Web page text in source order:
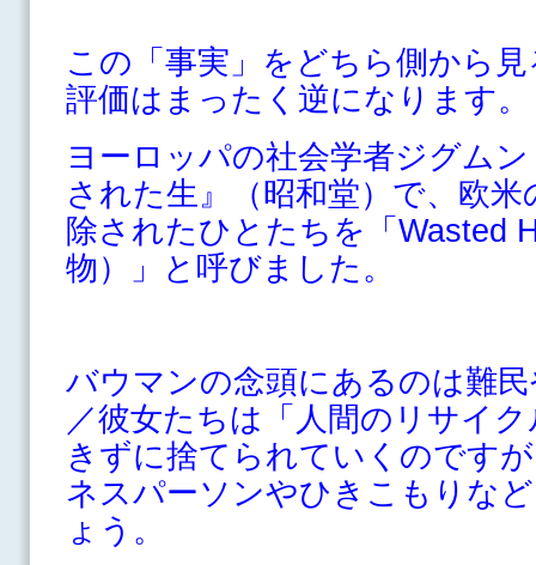
この「事実」をどちら側から
評価はまったく逆になります。
ヨーロッパの社会学者ジグム
された生』（昭和堂）で、欧
除されたひとたちを「Wasted
物）」と呼びました。
バウマンの念頭にあるのは難
／彼女たちは「人間のリサイ
きずに捨てられていくのです
ネスパーソンやひきこもりな
ょう。